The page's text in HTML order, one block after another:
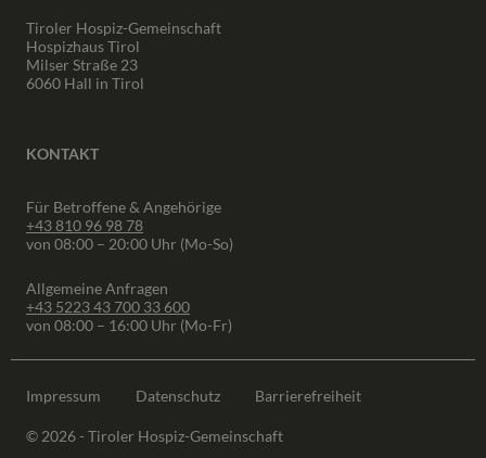
Tiroler Hospiz-Gemeinschaft
Hospizhaus Tirol
Milser Straße 23
6060 Hall in Tirol
KONTAKT
Für Betroffene & Angehörige
+43 810 96 98 78
von 08:00 – 20:00 Uhr (Mo-So)
Allgemeine Anfragen
+43 5223 43 700 33 600
von 08:00 – 16:00 Uhr (Mo-Fr)
Impressum Datenschutz Barrierefreiheit
© 2026 - Tiroler Hospiz-Gemeinschaft